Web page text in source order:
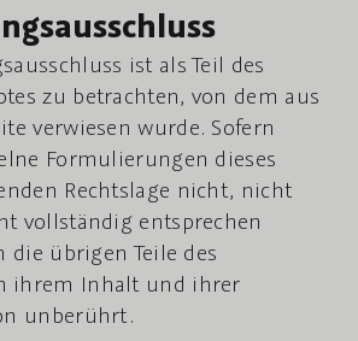
ist als Teil des
zu betrachten, von dem aus
verwiesen wurde. Sofern
Formulierungen dieses
Rechtslage nicht, nicht
vollständig entsprechen
die übrigen Teile des
ihrem Inhalt und ihrer
unberührt.